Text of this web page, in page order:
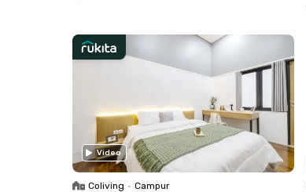
Video
Coliving • Campur